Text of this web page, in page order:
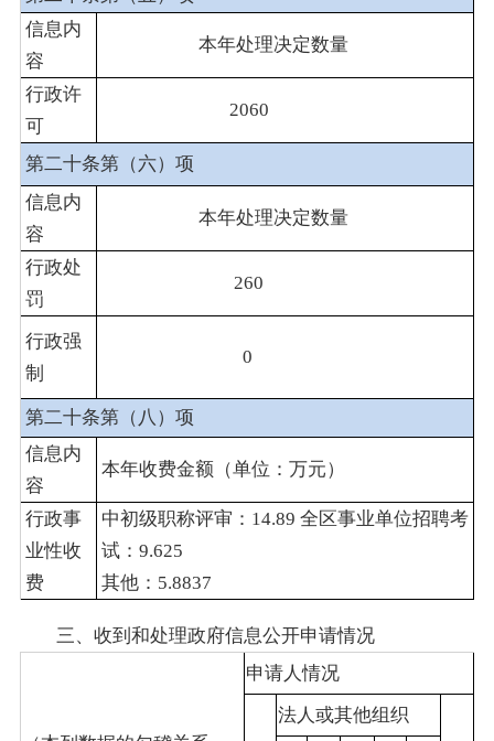
信息内
容
本年处理决定数量
行政许
可
2060
第二十条第（六）项
信息内
容
本年处理决定数量
行政处
罚
260
行政强
制
0
第二十条第（八）项
信息内
容
本年收费金额（单位：万元）
行政事
业性收
费
中初级职称评审：14.89 全区事业单位招聘考
试：9.625
其他：5.8837
三、收到和处理政府信息公开申请情况
申请人情况
法人或其他组织